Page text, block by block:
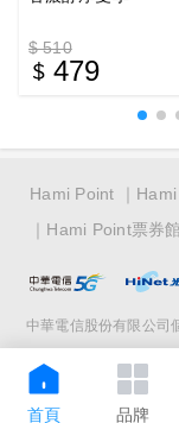
首頁 品牌
$ 510
479
Hami Point
Hami Point票券
中華電信股份有限公